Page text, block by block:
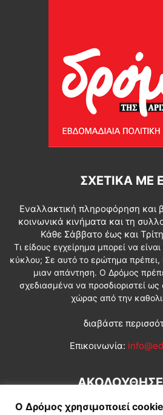
ΣΧΕΤΙΚΆ ΜΕ
Εναλλακτική πληροφόρηση και
κοινωνικά κινήματα και τη
Κάθε Σάββατο έως και
Τι είδους εγχείρημα μπορεί να
κύκλου; Σε αυτό το ερώτημα
μιαν απάντηση. Ο Δρόμος
σχεδιασμένα να προσδιοριστεί ως
χώρας από την
διαβάστε
Επικοινωνία:
Ο Δρόμος χρησιμοποιεί